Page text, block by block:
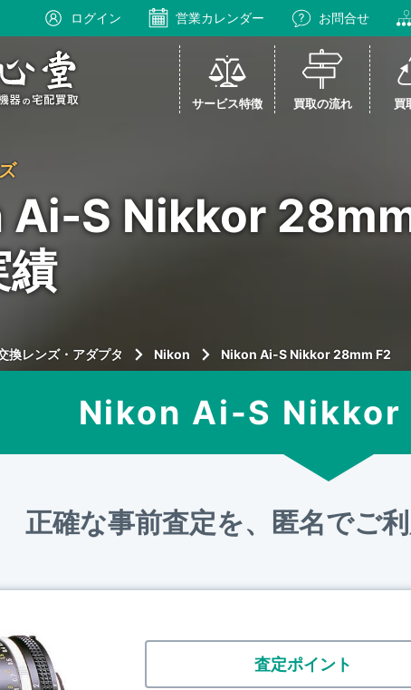
ログイン 営業カレンダー お問合せ
サービス特徴 買取の流れ 買
S Nikkor 28mm
績
換レンズ・アダプタ Nikon Nikon Ai-S Nikkor 28mm F2
Nikon Ai-S Nikkor
正確な事前査定を、匿名でご
査定ポイント